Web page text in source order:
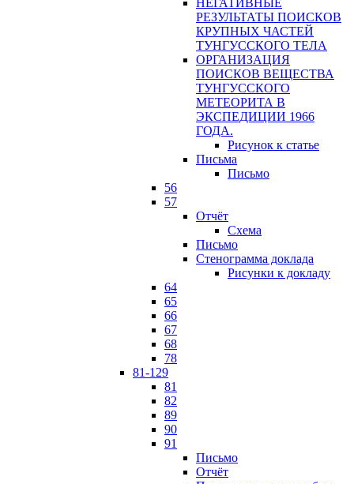
НЕГАТИВНЫЕ
РЕЗУЛЬТАТЫ ПОИСКОВ
КРУПНЫХ ЧАСТЕЙ
ТУНГУССКОГО ТЕЛА
ОРГАНИЗАЦИЯ
ПОИСКОВ ВЕЩЕСТВА
ТУНГУССКОГО
МЕТЕОРИТА В
ЭКСПЕДИЦИИ 1966
ГОДА.
Рисунок к статье
Письма
Письмо
56
57
Отчёт
Схема
Письмо
Стенограмма доклада
Рисунки к докладу
64
65
66
67
68
78
81-129
81
82
89
90
91
Письмо
Отчёт